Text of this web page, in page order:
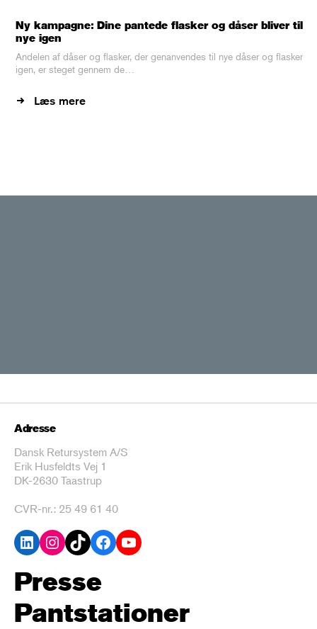
Ny kampagne: Dine pantede flasker og dåser bliver til
nye igen
Andelen af dåser og flasker, der genanvendes til nye dåser og flasker
igen, er steget gennem de…
Læs mere
Adresse
Dansk Retursystem A/S
Erik Husfeldts Vej 1
DK-2630 Taastrup
CVR-nr.: 25 49 61 40
LinkedIn
Instagram
TikTokFacebook
YouTube
Presse
Pantstationer